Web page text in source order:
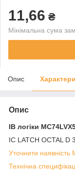
11,66 ₴
Мінімальна сума
Опис
Опис
ІВ логіки
IC LATCH OCTAL D
Уточнити наявність
Технічна